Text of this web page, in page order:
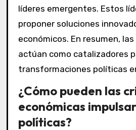
líderes emergentes. Estos
proponer soluciones
económicos. En resumen,
actúan como catalizadores
transformaciones políticas
¿Cómo pueden las
económicas
políticas?